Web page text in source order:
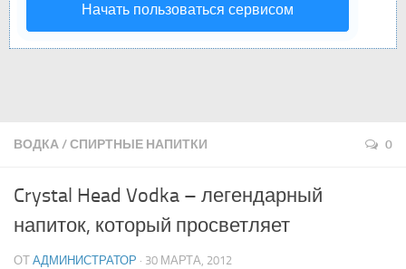
Начать пользоваться сервисом
ВОДКА/СПИРТНЫЕ НАПИТКИ 0
Crystal Head Vodka – легендарный
напиток, который просветляет
ОТ АДМИНИСТРАТОР · 30 МАРТА, 2012